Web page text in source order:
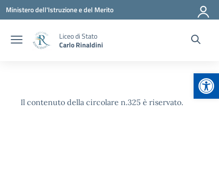
Vai ai contenuti
Vai al menu di navigazione
Vai al footer
Ministero dell'Istruzione e del Merito
Liceo di Stato
Carlo Rinaldini
Il contenuto della circolare n.325 è riservato.